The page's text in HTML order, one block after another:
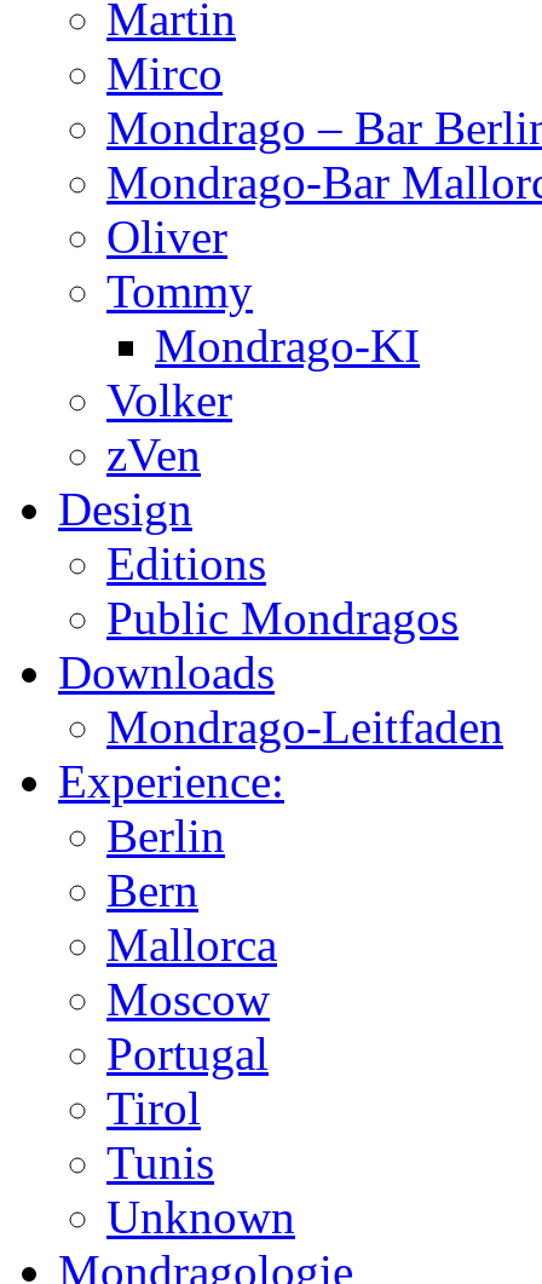
Martin
Mirco
Mondrago – Bar
Mondrago-Bar
Oliver
Tommy
Mondrago-KI
Volker
zVen
Design
Editions
Public Mondragos
Downloads
Mondrago-Leitfaden
Experience:
Berlin
Bern
Mallorca
Moscow
Portugal
Tirol
Tunis
Unknown
Mondragologie